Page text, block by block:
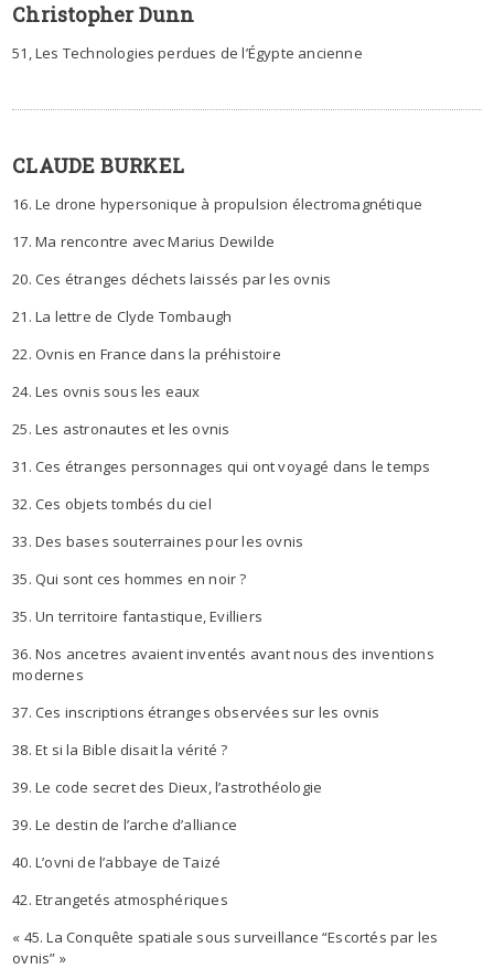
Christopher Dunn
51, Les Technologies perdues de l’Égypte ancienne
CLAUDE BURKEL
16. Le drone hypersonique à propulsion électromagnétique
17. Ma rencontre avec Marius Dewilde
20. Ces étranges déchets laissés par les ovnis
21. La lettre de Clyde Tombaugh
22. Ovnis en France dans la préhistoire
24. Les ovnis sous les eaux
25. Les astronautes et les ovnis
31. Ces étranges personnages qui ont voyagé dans le temps
32. Ces objets tombés du ciel
33. Des bases souterraines pour les ovnis
35. Qui sont ces hommes en noir ?
35. Un territoire fantastique, Evilliers
36. Nos ancetres avaient inventés avant nous des inventions
modernes
37. Ces inscriptions étranges observées sur les ovnis
38. Et si la Bible disait la vérité ?
39. Le code secret des Dieux, l’astrothéologie
39. Le destin de l’arche d’alliance
40. L’ovni de l’abbaye de Taizé
42. Etrangetés atmosphériques
« 45. La Conquête spatiale sous surveillance “Escortés par les
ovnis” »